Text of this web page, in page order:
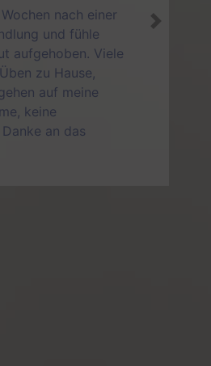
beim betreten der
durchweg positiv.
wichtiger war, mir
mir wurde zugehört
den ersten
(Osteopathie)
kann ich da nur
und weiter so:-)
Next